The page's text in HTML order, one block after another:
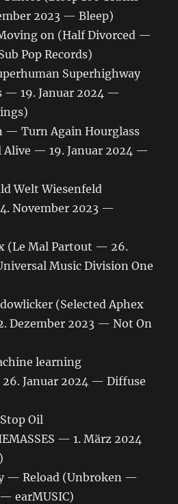
2023 — Bleep)
on (Half Divorced —
Pop Records)
Superhighway
— 19. Januar 2024 —
— Turn Again Hourglass
— 19. Januar 2024 —
Welt Wiesenfeld
November 2023 —
(Le Mal Partout — 26.
Music Division One
(Selected Aphex
Dezember 2023 — Not On
learning
Januar 2024 — Diffuse
Oil
— 1. März 2024
— Reload (Unbroken —
earMUSIC)